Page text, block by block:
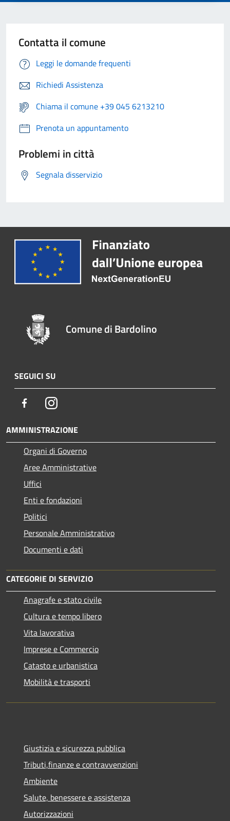
Contatta il comune
Leggi le domande frequenti
Richiedi Assistenza
Chiama il comune +39 045 6213210
Prenota un appuntamento
Problemi in città
Segnala disservizio
Comune di Bardolino
SEGUICI SU
FacebookInstagram
AMMINISTRAZIONE
Organi di Governo
Aree Amministrative
Uffici
Enti e fondazioni
Politici
Personale Amministrativo
Documenti e dati
CATEGORIE DI SERVIZIO
Anagrafe e stato civile
Cultura e tempo libero
Vita lavorativa
Imprese e Commercio
Catasto e urbanistica
Mobilità e trasporti
Giustizia e sicurezza pubblica
Tributi,finanze e contravvenzioni
Ambiente
Salute, benessere e assistenza
Autorizzazioni